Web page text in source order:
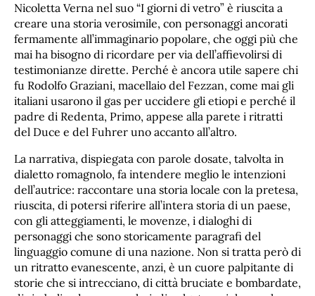
Nicoletta Verna nel suo “I giorni di vetro” è riuscita a
creare una storia verosimile, con personaggi ancorati
fermamente all’immaginario popolare, che oggi più che
mai ha bisogno di ricordare per via dell’affievolirsi di
testimonianze dirette. Perché è ancora utile sapere chi
fu Rodolfo Graziani, macellaio del Fezzan, come mai gli
italiani usarono il gas per uccidere gli etiopi e perché il
padre di Redenta, Primo, appese alla parete i ritratti
del Duce e del Fuhrer uno accanto all’altro.
La narrativa, dispiegata con parole dosate, talvolta in
dialetto romagnolo, fa intendere meglio le intenzioni
dell’autrice: raccontare una storia locale con la pretesa,
riuscita, di potersi riferire all’intera storia di un paese,
con gli atteggiamenti, le movenze, i dialoghi di
personaggi che sono storicamente paragrafi del
linguaggio comune di una nazione. Non si tratta però di
un ritratto evanescente, anzi, è un cuore palpitante di
storie che si intrecciano, di città bruciate e bombardate,